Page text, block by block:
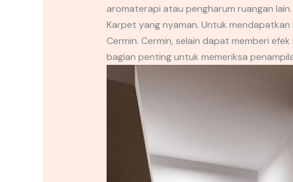
aromaterapi atau pengharum ruangan lain.
Karpet yang nyaman. Untuk
Cermin. Cermin, selain dapat memberi
bagian penting untuk memeriksa